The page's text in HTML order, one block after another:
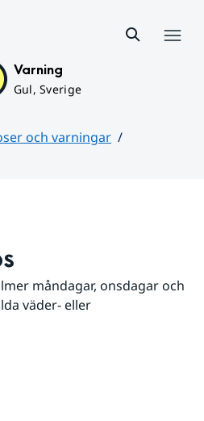
Varning
Gul, Sverige
och varningar
måndagar, onsdagar och
väder- eller